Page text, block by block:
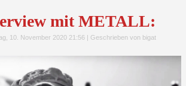
mit METALL:
10. November 2020 21:56| Geschrieben von bigat